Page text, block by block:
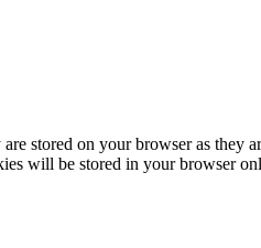
stored on your browser as they
will be stored in your browser